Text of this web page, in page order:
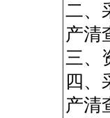
二、
产清
三、
四、
产清